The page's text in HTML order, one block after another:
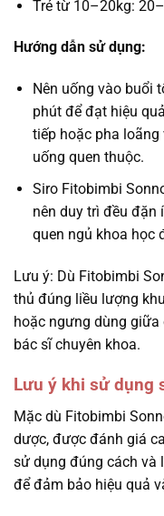
Trẻ từ 10–20kg:
Hướng dẫn sử dụng:
Nên uống vào buổi
phút để đạt hiệu
tiếp hoặc pha
uống quen thuộc.
Siro Fitobimbi
nên duy trì đều đặn
quen ngủ khoa học
Lưu ý: Dù Fitobimbi
thủ đúng liều lượng
hoặc ngưng dùng
bác sĩ chuyên khoa.
Lưu ý khi sử dụng
Mặc dù Fitobimbi
dược, được đánh giá
sử dụng đúng cách và
để đảm bảo hiệu quả